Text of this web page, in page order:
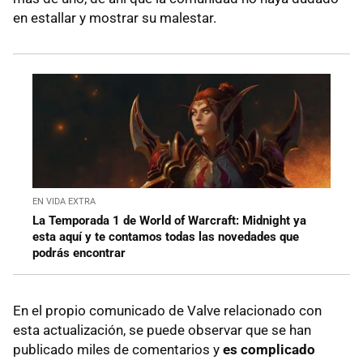
en estallar y mostrar su malestar.
EN VIDA EXTRA
La Temporada 1 de World of Warcraft: Midnight ya
esta aquí y te contamos todas las novedades que
podrás encontrar
En el propio comunicado de Valve relacionado con
esta actualización, se puede observar que se han
publicado miles de comentarios y es complicado